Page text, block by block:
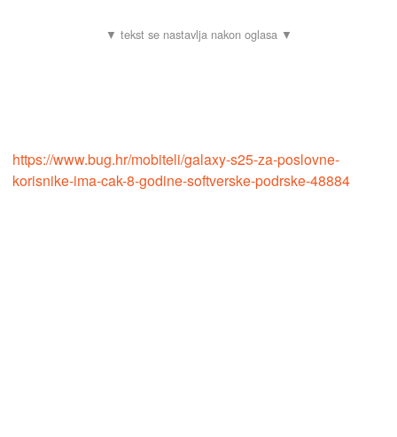
https://www.bug.hr/mobiteli/galaxy-s25-za-poslovne-
korisnike-ima-cak-8-godine-softverske-podrske-48884